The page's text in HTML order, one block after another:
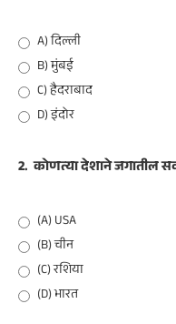
A) दिल्ली
B) मुंबई
C) हैदराबाद
D) इंदोर
2. कोणत्या देशाने जगातील
(A) USA
(B) चीन
(C) रशिया
(D) भारत